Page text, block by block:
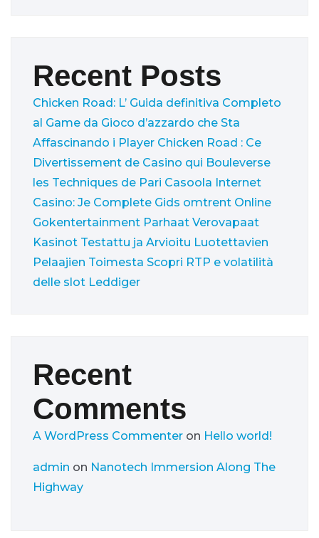
Recent Posts
Chicken Road: L’ Guida definitiva Completo
al Game da Gioco d’azzardo che Sta
Affascinando i Player Chicken Road : Ce
Divertissement de Casino qui Bouleverse
les Techniques de Pari Casoola Internet
Casino: Je Complete Gids omtrent Online
Gokentertainment Parhaat Verovapaat
Kasinot Testattu ja Arvioitu Luotettavien
Pelaajien Toimesta Scopri RTP e volatilità
delle slot Leddiger
Recent
Comments
A WordPress Commenter on Hello world!
admin on Nanotech Immersion Along The
Highway